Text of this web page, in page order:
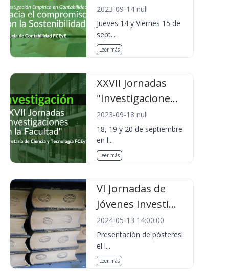
2023-09-14 null
Jueves 14 y Viernes 15 de
sept...
Leer más
XXVII Jornadas
"Investigacione...
2023-09-18 null
18, 19 y 20 de septiembre
en l...
Leer más
VI Jornadas de
Jóvenes Investi...
2024-05-13 14:00:00
Presentación de pósteres:
el l...
Leer más